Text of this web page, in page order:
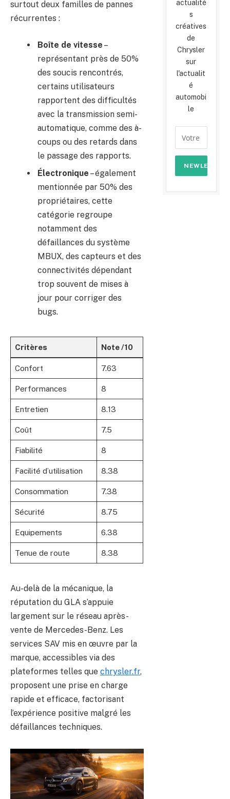
surtout deux familles de pannes
récurrentes :
Boîte de vitesse –
représentant près de 50%
des soucis rencontrés,
certains utilisateurs
rapportent des difficultés
avec la transmission semi-
automatique, comme des à-
coups ou des retards dans
le passage des rapports.
Électronique – également
mentionnée par 50% des
propriétaires, cette
catégorie regroupe
notamment des
défaillances du système
MBUX, des capteurs et des
connectivités dépendant
trop souvent de mises à
jour pour corriger des
bugs.
Critères Note /10
Confort 7.63
Performances 8
Entretien 8.13
Coût 7.5
Fiabilité 8
Facilité d’utilisation 8.38
Consommation 7.38
Sécurité 8.75
Equipements 6.38
Tenue de route 8.38
Au-delà de la mécanique, la
réputation du GLA s’appuie
largement sur le réseau après-
vente de Mercedes-Benz. Les
services SAV mis en œuvre par la
marque, accessibles via des
plateformes telles que chrysler.fr,
proposent une prise en charge
rapide et efficace, factorisant
l’expérience positive malgré les
défaillances techniques.
actualité
s
créatives
de
Chrysler
sur
l'actualit
é
automobi
le